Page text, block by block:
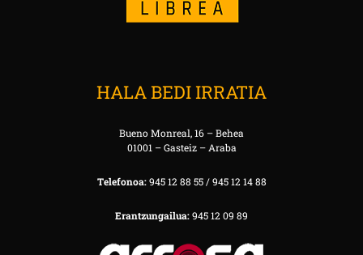
HALA BEDI IRRATIA
Bueno Monreal, 16 – Behea
01001 – Gasteiz – Araba
Telefonoa:945 12 88 55 / 945 12 14 88
Erantzungailua:945 12 09 89